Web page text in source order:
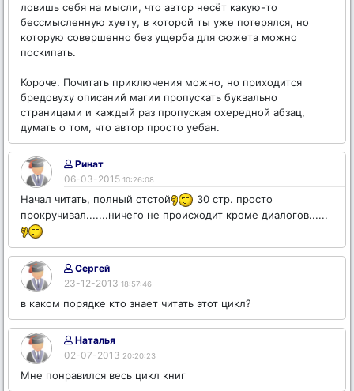
ловишь себя на мысли, что автор несёт какую-то
бессмысленную xyeтy, в которой ты уже потерялся, но
которую совершенно без ущерба для сюжета можно
поскипать.
Короче. Почитать приключения можно, но приходится
бредовуху описаний магии пропускать буквально
страницами и каждый раз пропуская охередной абзац,
думать о том, что автор просто yeбан.
Ринат
06-03-2015 10:26:08
Начал читать, полный отстой
30 стр. просто
прокручивал.......ничего не происходит кроме диалогов......
Сергей
23-12-2013 18:57:46
в каком порядке кто знает читать этот цикл?
Наталья
02-07-2013 20:20:23
Мне понравился весь цикл книг